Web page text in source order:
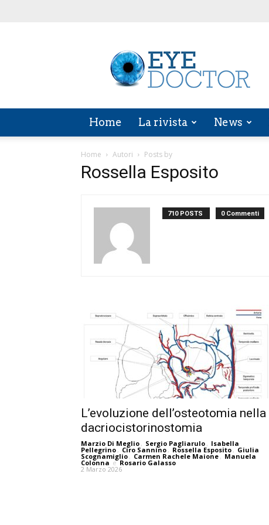
EYE
DOCTOR
Home La rivista News
Home Autori Posts by
Rossella Esposito
710 POSTS 0 Commenti
L’evoluzione dell’osteotomia nella
dacriocistorinostomia
Marzio Di Meglio , Sergio Pagliarulo , Isabella
Pellegrino , Ciro Sannino , Rossella Esposito , Giulia
Scognamiglio , Carmen Rachele Maione , Manuela
Colonna e Rosario Galasso
2 Marzo 2026